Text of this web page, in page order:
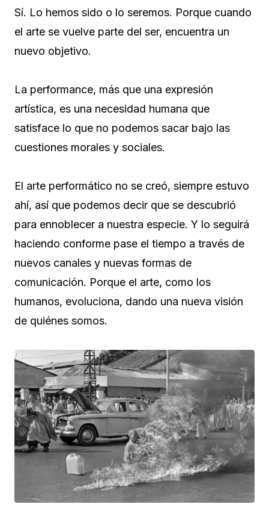
Sí. Lo hemos sido o lo seremos. Porque cuando
el arte se vuelve parte del ser, encuentra un
nuevo objetivo.
La performance, más que una expresión
artística, es una necesidad humana que
satisface lo que no podemos sacar bajo las
cuestiones morales y sociales.
El arte performático no se creó, siempre estuvo
ahí, así que podemos decir que se descubrió
para ennoblecer a nuestra especie. Y lo seguirá
haciendo conforme pase el tiempo a través de
nuevos canales y nuevas formas de
comunicación. Porque el arte, como los
humanos, evoluciona, dando una nueva visión
de quiénes somos.